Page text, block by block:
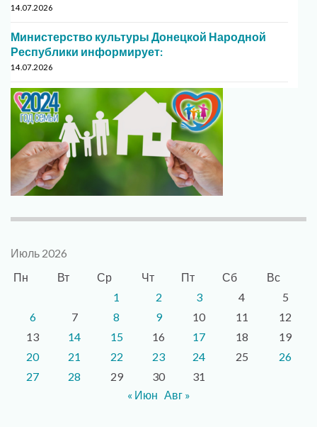
14.07.2026
Министерство культуры Донецкой Народной
Республики информирует:
14.07.2026
Июль 2026
Пн
Вт Ср Чт Пт Сб
Вс
1
2 3 4
5
6
7 8 9 10 11
12
13
14 15 16 17 18
19
20
21 22 23 24 25
26
27
28 29 30
31
« Июн Авг »